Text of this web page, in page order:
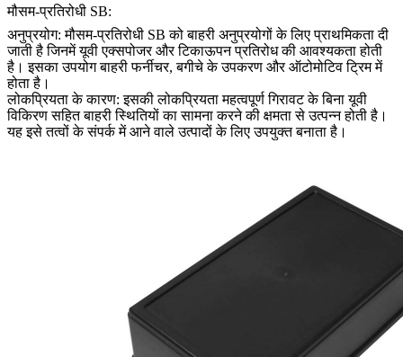
मौसम-प्रतिरोधी SB:
अनुप्रयोग: मौसम-प्रतिरोधी SB को बाहरी अनुप्रयोगों के लिए प्राथमिकता दी
जाती है जिनमें यूवी एक्सपोजर और टिकाऊपन प्रतिरोध की आवश्यकता होती
है। इसका उपयोग बाहरी फर्नीचर, बगीचे के उपकरण और ऑटोमोटिव ट्रिम में
होता है।
लोकप्रियता के कारण: इसकी लोकप्रियता महत्वपूर्ण गिरावट के बिना यूवी
विकिरण सहित बाहरी स्थितियों का सामना करने की क्षमता से उत्पन्न होती है।
यह इसे तत्वों के संपर्क में आने वाले उत्पादों के लिए उपयुक्त बनाता है।